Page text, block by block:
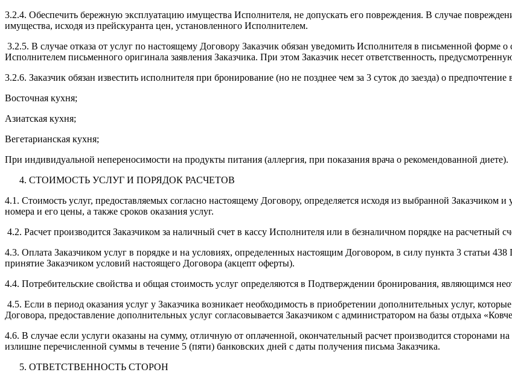
3.2.4. Обеспечить бережную эксплуатацию имущества Исполнителя, не допускать его повреждения. В случае
имущества, исходя из прейскуранта цен, установленного Исполнителем.
3.2.5. В случае отказа от услуг по настоящему Договору Заказчик обязан уведомить Исполнителя в письменной форме о
Исполнителем письменного оригинала заявления Заказчика. При этом Заказчик несет ответственность,
3.2.6. Заказчик обязан известить исполнителя при бронирование (но не позднее чем за 3 суток до заезда) о предпочтение
Восточная кухня;
Азиатская кухня;
Вегетарианская кухня;
При индивидуальной непереносимости на продукты питания (аллергия, при показания врача о рекомендованной диете).
СТОИМОСТЬ УСЛУГ И ПОРЯДОК РАСЧЕТОВ
4.1. Стоимость услуг, предоставляемых согласно настоящему Договору, определяется исходя из выбранной
номера и его цены, а также сроков оказания услуг.
4.2. Расчет производится Заказчиком за наличный счет в кассу Исполнителя или в безналичном порядке на расчетный
4.3. Оплата Заказчиком услуг в порядке и на условиях, определенных настоящим Договором, в силу пункта 3 статьи
принятие Заказчиком условий настоящего Договора (акцепт оферты).
4.4. Потребительские свойства и общая стоимость услуг определяются в Подтверждении бронирования, являющимся
4.5. Если в период оказания услуг у Заказчика возникает необходимость в приобретении дополнительных услуг,
Договора, предоставление дополнительных услуг согласовывается Заказчиком с администратором на базы отдыха
4.6. В случае если услуги оказаны на сумму, отличную от оплаченной, окончательный расчет производится сторонами
излишне перечисленной суммы в течение 5 (пяти) банковских дней с даты получения письма Заказчика.
ОТВЕТСТВЕННОСТЬ СТОРОН